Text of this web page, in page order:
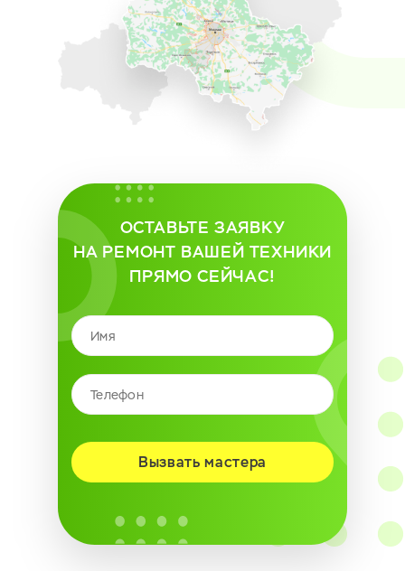
ОСТАВЬТЕ ЗАЯВКУ
НА РЕМОНТ ВАШЕЙ ТЕХНИКИ
ПРЯМО СЕЙЧАС!
Вызвать мастера